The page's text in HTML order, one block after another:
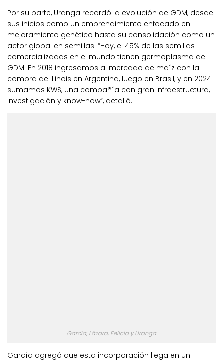
Por su parte, Uranga recordó la evolución de GDM, desde
sus inicios como un emprendimiento enfocado en
mejoramiento genético hasta su consolidación como un
actor global en semillas. “Hoy, el 45% de las semillas
comercializadas en el mundo tienen germoplasma de
GDM. En 2018 ingresamos al mercado de maíz con la
compra de Illinois en Argentina, luego en Brasil, y en 2024
sumamos KWS, una compañía con gran infraestructura,
investigación y know-how”, detalló.
García, Lázara, Felicia y Uranga.
García agregó que esta incorporación llega en un